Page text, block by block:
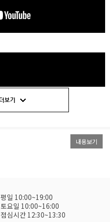
내용보기
평일 10:00~19:00
토요일 10:00~16:00
점심시간 12:30~13:30